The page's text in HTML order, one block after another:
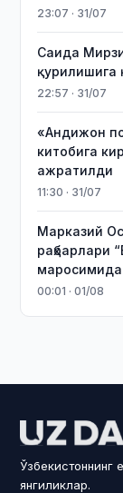
23:07 · 31/07
Саида
қурилишига
22:57 · 31/07
«Андижон
китобига
ажратилди
11:30 · 31/07
Марказий
раҳбарлари
00:01 · 01/08
Ўзбекистоннинг
янгиликлар.